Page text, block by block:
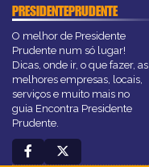
PRESIDENTEPRUDENTE
O melhor de Presidente
Prudente num só lugar!
Dicas, onde ir, o que fazer, as
melhores empresas, locais,
serviços e muito mais no
guia Encontra Presidente
Prudente.